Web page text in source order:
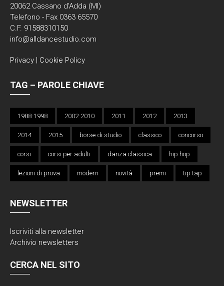
20062 Cassano d'Adda (MI)
Telefono - Fax 0363 65570
C.F. 91588310150
info@alldancestudio.com
Privacy | Cookie Policy
TAG – PAROLE CHIAVE
1988-1998 2002-2010 2011 2012 2013
2014 2015 borse di studio classico concorso
corsi corsi per adulti danza classica hip hop
lezioni di prova modern novità premi tip tap
NEWSLETTER
Iscriviti alla newsletter
Archivio newsletters
CERCA NEL SITO